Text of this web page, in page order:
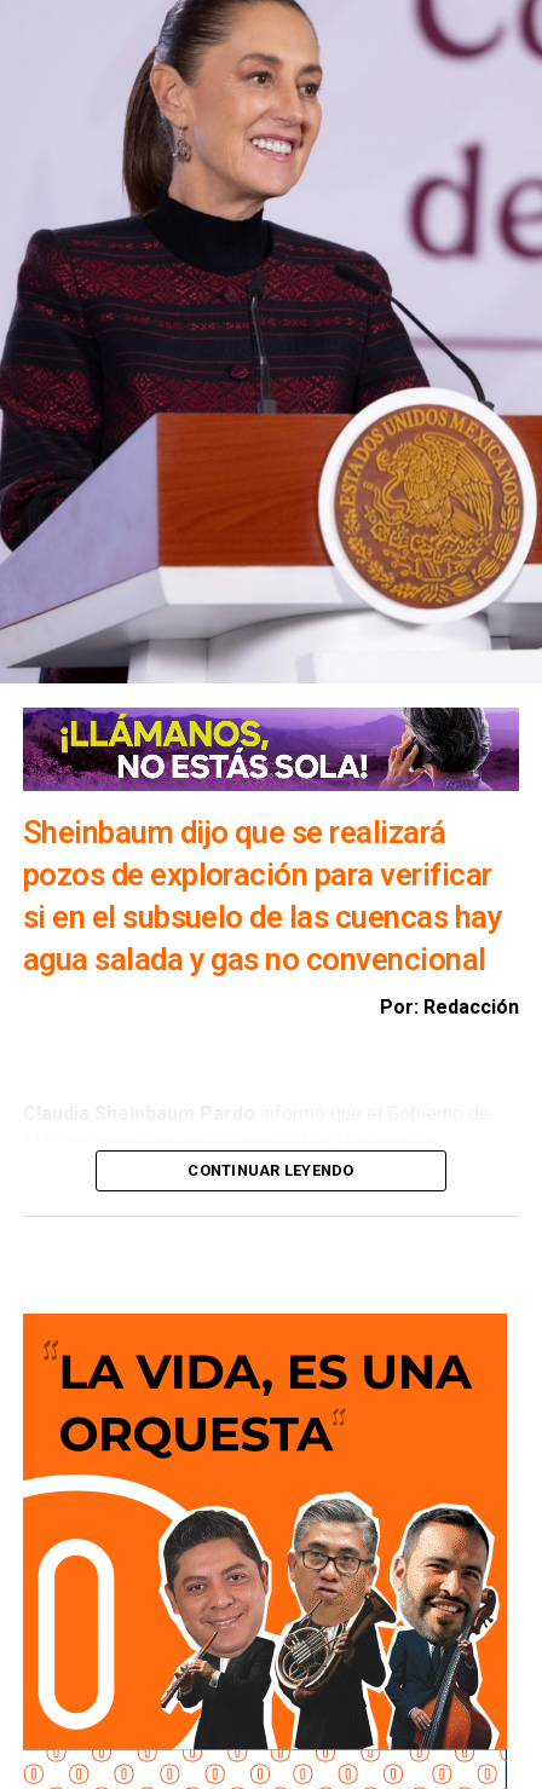
El despliegue territorial ocurre en un contexto de parálisis
comercial para este sector. La movilización se ejecuta
luego de queel gobierno de Estados Unidos frenara
las operaciones de su personal de inspección,
suspendiera la importación del producto y emitiera
una alerta de seguridad para restringir los viajes a la
entidad tras los bloqueos carreteros y la violencia
registrada en días recientes.
También lee:
El Realito: la presa con huellas de Televisa y
Slim
Sheinbaum dijo que se realizará
pozos de exploración para verificar
si en el subsuelo de las cuencas hay
agua salada y gas no convencional
Por: Redacción
conclusiones preliminares del Comité de Científicos y
“¿Qué objetivo tiene esto? No depender tanto del exterior,
aún con toda la explotación que se hiciera de gas no
convencional, seguiríamos importando de Estados Unidos,
el objetivo es bajar la importación para que no
dependamos tanto del exterior. ¿Esto es algo que busca
México? No, lo buscan todos los países del mundo,
garantizar su soberanía energética”, puntualizó en la
conferencia matutina: “Las mañaneras del pueblo”.
CONTINUAR LEYENDO